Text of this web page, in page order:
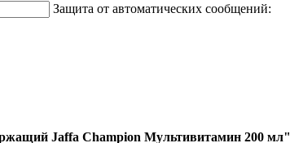
Защита от автоматических сообщений:
Jaffa Champion Мультивитамин 200 мл"